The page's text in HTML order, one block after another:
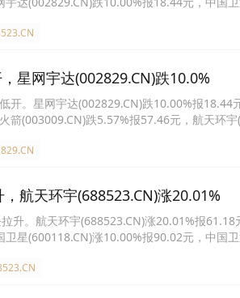
星网宇达(002829.CN)跌10.0%
开。星网宇达(002829.CN)跌10.00%报
箭(003009.CN)跌5.57%报57.46元，航天环
航天环宇(688523.CN)涨20.01%
升。航天环宇(688523.CN)涨20.01%报
星(600118.CN)涨10.00%报90.02元，中国